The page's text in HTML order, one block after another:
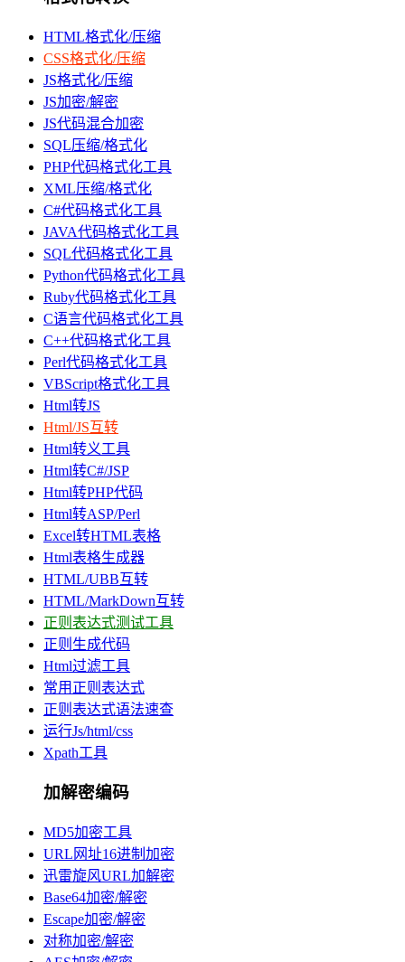
HTML格式化/压缩
CSS格式化/压缩
JS格式化/压缩
JS加密/解密
JS代码混合加密
SQL压缩/格式化
PHP代码格式化工具
XML压缩/格式化
C#代码格式化工具
JAVA代码格式化工具
SQL代码格式化工具
Python代码格式化工具
Ruby代码格式化工具
C语言代码格式化工具
C++代码格式化工具
Perl代码格式化工具
VBScript格式化工具
Html转JS
Html/JS互转
Html转义工具
Html转C#/JSP
Html转PHP代码
Html转ASP/Perl
Excel转HTML表格
Html表格生成器
HTML/UBB互转
HTML/MarkDown互转
正则表达式测试工具
正则生成代码
Html过滤工具
常用正则表达式
正则表达式语法速查
运行Js/html/css
Xpath工具
加解密编码
MD5加密工具
URL网址16进制加密
迅雷旋风URL加解密
Base64加密/解密
Escape加密/解密
对称加密/解密